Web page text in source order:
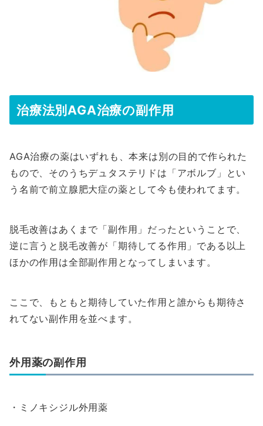
治療法別AGA治療の副作用
AGA治療の薬はいずれも、本来は別の目的で作られた
もので、そのうちデュタステリドは「アボルブ」とい
う名前で前立腺肥大症の薬として今も使われてます。
脱毛改善はあくまで「副作用」だったということで、
逆に言うと脱毛改善が「期待してる作用」である以上
ほかの作用は全部副作用となってしまいます。
ここで、もともと期待していた作用と誰からも期待さ
れてない副作用を並べます。
外用薬の副作用
・ミノキシジル外用薬